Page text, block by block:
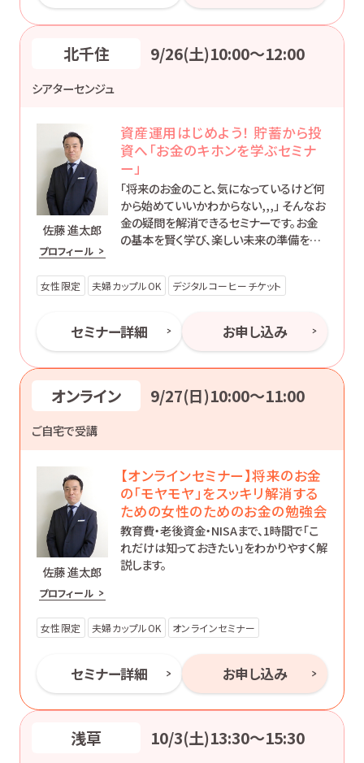
北千住 9/26(土)10:00〜12:00
シアターセンジュ
佐藤 進太郎
プロフィール
資産運用はじめよう！ 貯蓄から投
資へ「お金のキホンを学ぶセミナ
ー」
「将来のお金のこと、気になっているけど何
から始めていいかわからない,,,」 そんなお
金の疑問を解消できるセミナーです。お金
の基本を賢く学び、楽しい未来の準備を始
女性限定 夫婦カップルOK デジタルコーヒーチケット
セミナー詳細 お申し込み
オンライン 9/27(日)10:00〜11:00
ご自宅で受講
佐藤 進太郎
プロフィール
【オンラインセミナー】将来のお金
の「モヤモヤ」をスッキリ解消する
ための女性のためのお金の勉強会
教育費・老後資金・NISAまで、1時間で「こ
れだけは知っておきたい」をわかりやすく解
説します。
女性限定 夫婦カップルOK オンラインセミナー
セミナー詳細 お申し込み
浅草 10/3(土)13:30〜15:30